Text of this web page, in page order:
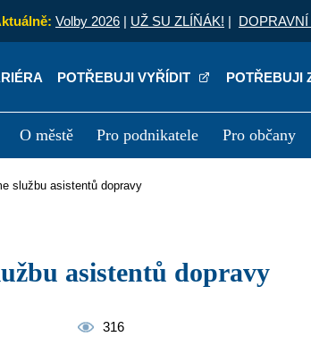
Volby 2026 | UŽ SU ZLÍŇÁK! |
POTŘEBUJI VYŘÍDIT POTŘEBUJI
O městě Pro podnikatele Pro občany
službu asistentů dopravy
asistentů dopravy
316